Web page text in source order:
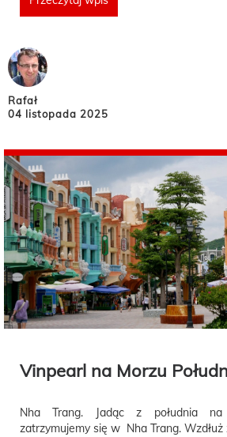
Rafał
04 listopada 2025
Vinpearl na Morzu
Nha Trang. Jadąc z południa na
zatrzymujemy się w Nha Trang.